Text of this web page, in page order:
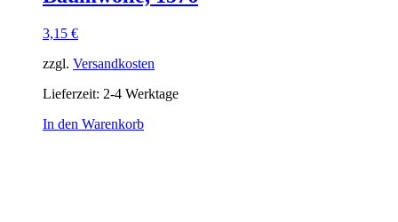
3,15 €
zzgl. Versandkosten
Lieferzeit: 2-4 Werktage
In den Warenkorb